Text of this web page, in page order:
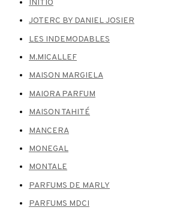
INITIO
JOTERC BY DANIEL JOSIER
LES INDEMODABLES
M.MICALLEF
MAISON MARGIELA
MAIORA PARFUM
MAISON TAHITÉ
MANCERA
MONEGAL
MONTALE
PARFUMS DE MARLY
PARFUMS MDCI